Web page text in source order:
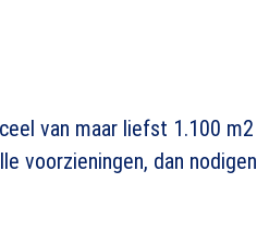
van maar liefst 1.100 m2
voorzieningen, dan nodigen